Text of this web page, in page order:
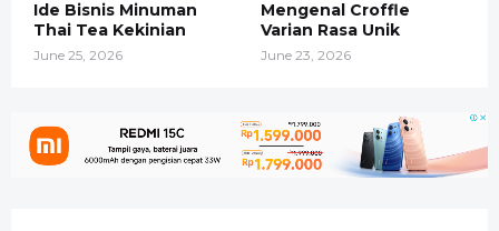
Ide Bisnis Minuman
Thai Tea Kekinian
June 25, 2026
Mengenal Croffle
Varian Rasa Unik
June 23, 2026